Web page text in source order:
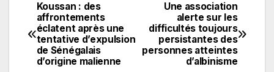
Navigation
de
l’article
Une association
alerte sur les
difficultés toujours
persistantes des
personnes atteintes
d’albinisme
Koussan : des
affrontements
éclatent après une
tentative d’expulsion
de Sénégalais
d’origine malienne